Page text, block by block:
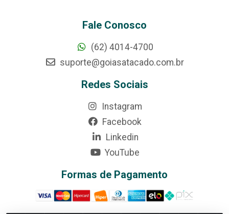
Fale Conosco
(62) 4014-4700
suporte@goiasatacado.com.br
Redes Sociais
Instagram
Facebook
Linkedin
YouTube
Formas de Pagamento